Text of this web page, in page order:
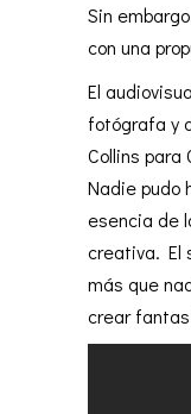
Sin
con una
El
fotógrafa y
Collins para
Nadie pudo
esencia de
creativa. El
más que
crear